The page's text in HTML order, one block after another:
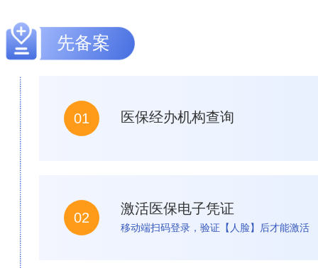
先备案
01 医保经办机构查询
02
激活医保电子凭证
移动端扫码登录，验证【人脸】后才能激活